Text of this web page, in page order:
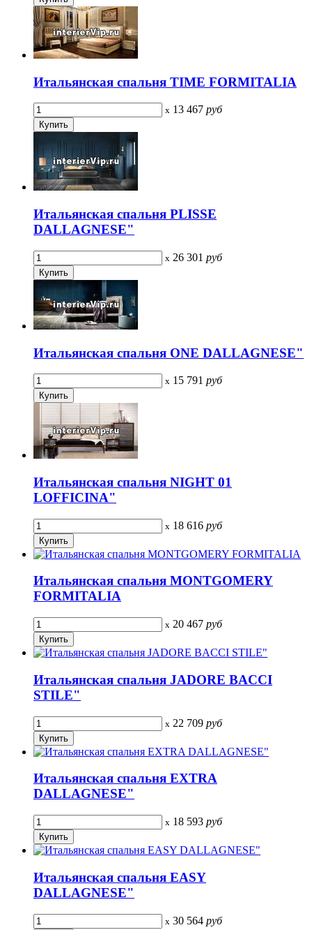
Итальянская спальня TIME FORMITALIA
x 13 467 руб
Итальянская спальня PLISSE
DALLAGNESE"
x 26 301 руб
Итальянская спальня ONE DALLAGNESE"
x 15 791 руб
Итальянская спальня NIGHT 01
LOFFICINA"
x 18 616 руб
Итальянская спальня MONTGOMERY
FORMITALIA
x 20 467 руб
Итальянская спальня JADORE BACCI
STILE"
x 22 709 руб
Итальянская спальня EXTRA
DALLAGNESE"
x 18 593 руб
Итальянская спальня EASY
DALLAGNESE"
x 30 564 руб